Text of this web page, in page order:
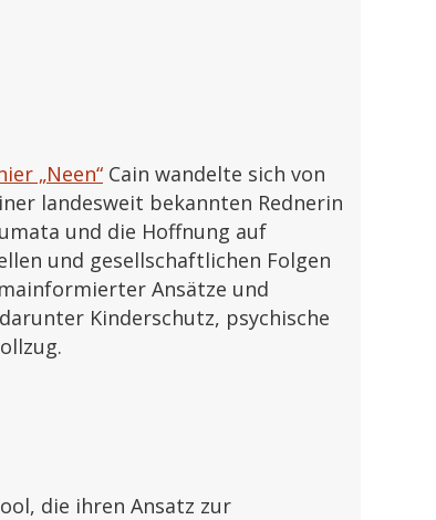
„Neen“ Cain wandelte sich von
landesweit bekannten Rednerin
und die Hoffnung auf
und gesellschaftlichen Folgen
Ansätze und
Kinderschutz, psychische
die ihren Ansatz zur